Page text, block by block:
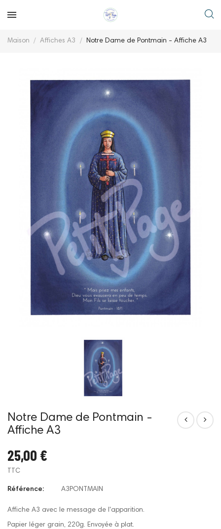
Maison Affiches A3 Notre Dame de Pontmain - Affiche A3
Notre Dame de Pontmain -
Affiche A3
25,00 €
TTC
Référence: A3PONTMAIN
Affiche A3 avec le message de l'apparition.
Papier léger grain, 220g. Envoyée à plat.